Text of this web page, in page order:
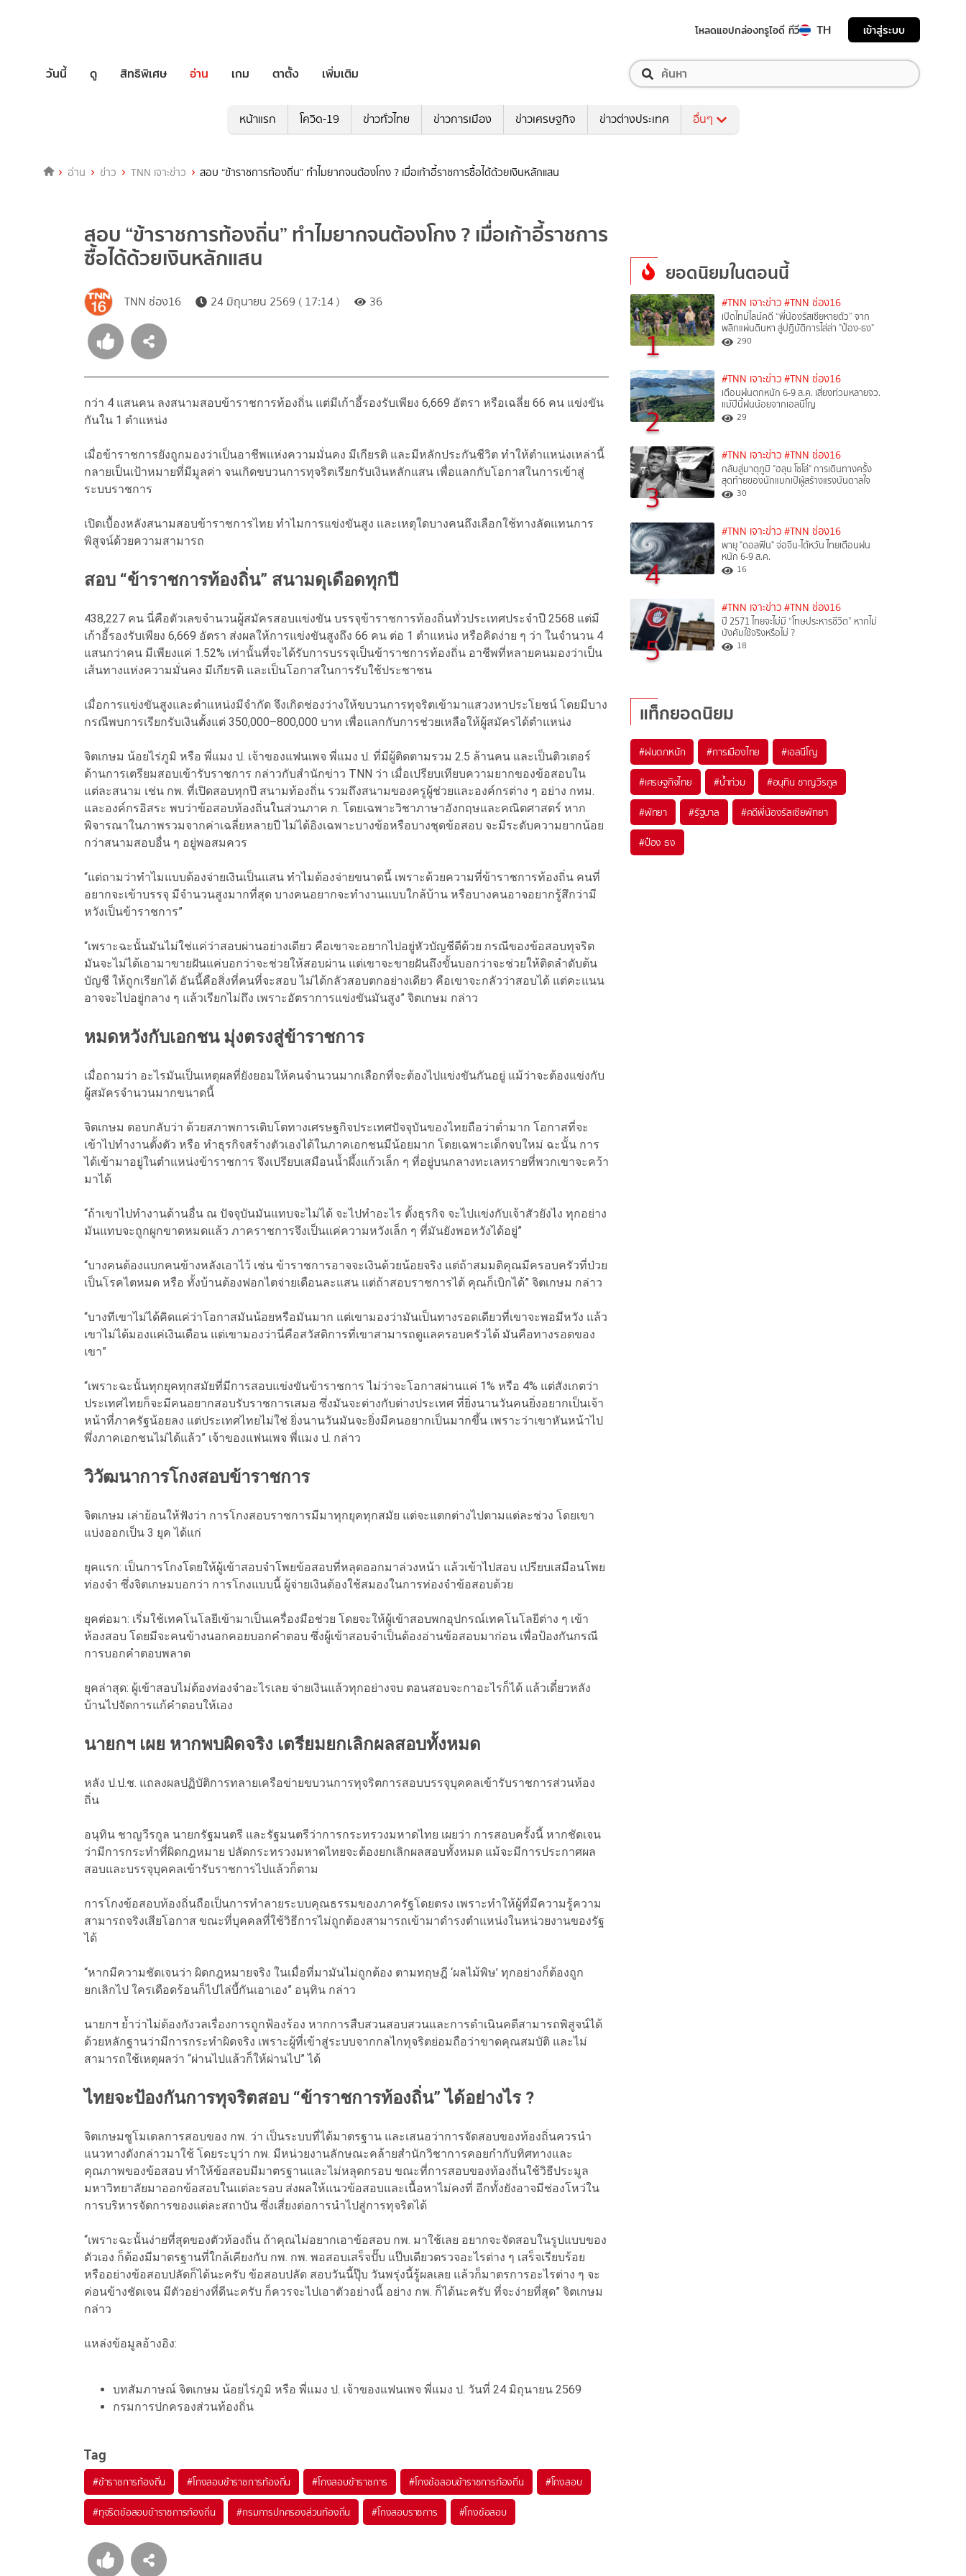
โหลดแอปกล่องทรูไอดี ทีวี TH เข้าสู่ระบบ
วันนี้ ดู สิทธิพิเศษ อ่าน เกม ตาตั้ง เพิ่มเติม
หน้าแรก โควิด-19 ข่าวทั่วไทย ข่าวการเมือง ข่าวเศรษฐกิจ ข่าวต่างประเทศ อื่นๆ
อ่าน ข่าว TNN เจาะข่าว สอบ “ข้าราชการท้องถิ่น” ทำไมยากจนต้องโกง ? เมื่อเก้าอี้ราชการซื้อได้ด้วยเงินหลักแสน
สอบ “ข้าราชการท้องถิ่น” ทำไมยากจนต้องโกง ? เมื่อเก้าอี้ราชการ
ซื้อได้ด้วยเงินหลักแสน
TNN ช่อง16 24 มิถุนายน 2569 ( 17:14 ) 36
กว่า 4 แสนคน ลงสนามสอบข้าราชการท้องถิ่น แต่มีเก้าอี้รองรับเพียง 6,669 อัตรา หรือเฉลี่ย 66 คน แข่งขัน
กันใน 1 ตำแหน่ง
เมื่อข้าราชการยังถูกมองว่าเป็นอาชีพแห่งความมั่นคง มีเกียรติ และมีหลักประกันชีวิต ทำให้ตำแหน่งเหล่านี้
กลายเป็นเป้าหมายที่มีมูลค่า จนเกิดขบวนการทุจริตเรียกรับเงินหลักแสน เพื่อแลกกับโอกาสในการเข้าสู่
ระบบราชการ
เปิดเบื้องหลังสนามสอบข้าราชการไทย ทำไมการแข่งขันสูง และเหตุใดบางคนถึงเลือกใช้ทางลัดแทนการ
พิสูจน์ด้วยความสามารถ
สอบ “ข้าราชการท้องถิ่น” สนามดุเดือดทุกปี
438,227 คน นี่คือตัวเลขจำนวนผู้สมัครสอบแข่งขัน บรรจุข้าราชการท้องถิ่นทั่วประเทศประจำปี 2568 แต่มี
เก้าอี้รองรับเพียง 6,669 อัตรา ส่งผลให้การแข่งขันสูงถึง 66 คน ต่อ 1 ตำแหน่ง หรือคิดง่าย ๆ ว่า ในจำนวน 4
แสนกว่าคน มีเพียงแค่ 1.52% เท่านั้นที่จะได้รับการบรรจุเป็นข้าราชการท้องถิ่น อาชีพที่หลายคนมองว่าเป็น
เส้นทางแห่งความมั่นคง มีเกียรติ และเป็นโอกาสในการรับใช้ประชาชน
เมื่อการแข่งขันสูงและตำแหน่งมีจำกัด จึงเกิดช่องว่างให้ขบวนการทุจริตเข้ามาแสวงหาประโยชน์ โดยมีบาง
กรณีพบการเรียกรับเงินตั้งแต่ 350,000–800,000 บาท เพื่อแลกกับการช่วยเหลือให้ผู้สมัครได้ตำแหน่ง
จิตเกษม น้อยไร่ภูมิ หรือ พี่แมง ป. เจ้าของแฟนเพจ พี่แมง ป. ที่มีผู้ติดตามรวม 2.5 ล้านคน และเป็นติวเตอร์
ด้านการเตรียมสอบเข้ารับราชการ กล่าวกับสำนักข่าว TNN ว่า เมื่อเปรียบเทียบความยากของข้อสอบใน
แต่ละสนาม เช่น กพ. ที่เปิดสอบทุกปี สนามท้องถิ่น รวมถึงสนามของครูผู้ช่วยและองค์กรต่าง ๆ อย่าง กทม.
และองค์กรอิสระ พบว่าข้อสอบท้องถิ่นในส่วนภาค ก. โดยเฉพาะวิชาภาษาอังกฤษและคณิตศาสตร์ หาก
พิจารณาในภาพรวมจากค่าเฉลี่ยหลายปี ไม่ได้อิงเฉพาะบางข้อหรือบางชุดข้อสอบ จะมีระดับความยากน้อย
กว่าสนามสอบอื่น ๆ อยู่พอสมควร
“แต่ถามว่าทำไมแบบต้องจ่ายเงินเป็นแสน ทำไมต้องจ่ายขนาดนี้ เพราะด้วยความที่ข้าราชการท้องถิ่น คนที่
อยากจะเข้าบรรจุ มีจำนวนสูงมากที่สุด บางคนอยากจะทำงานแบบใกล้บ้าน หรือบางคนอาจอยากรู้สึกว่ามี
หวังเป็นข้าราชการ”
“เพราะฉะนั้นมันไม่ใช่แค่ว่าสอบผ่านอย่างเดียว คือเขาจะอยากไปอยู่หัวบัญชีดีด้วย กรณีของข้อสอบทุจริต
มันจะไม่ได้เอามาขายฝันแค่บอกว่าจะช่วยให้สอบผ่าน แต่เขาจะขายฝันถึงขั้นบอกว่าจะช่วยให้ติดลำดับต้น
บัญชี ให้ถูกเรียกได้ อันนี้คือสิ่งที่คนที่จะสอบ ไม่ได้กลัวสอบตกอย่างเดียว คือเขาจะกลัวว่าสอบได้ แต่คะแนน
อาจจะไปอยู่กลาง ๆ แล้วเรียกไม่ถึง เพราะอัตราการแข่งขันมันสูง” จิตเกษม กล่าว
หมดหวังกับเอกชน มุ่งตรงสู่ข้าราชการ
เมื่อถามว่า อะไรมันเป็นเหตุผลที่ยังยอมให้คนจำนวนมากเลือกที่จะต้องไปแข่งขันกันอยู่ แม้ว่าจะต้องแข่งกับ
ผู้สมัครจำนวนมากขนาดนี้
จิตเกษม ตอบกลับว่า ด้วยสภาพการเติบโตทางเศรษฐกิจประเทศปัจจุบันของไทยถือว่าต่ำมาก โอกาสที่จะ
เข้าไปทำงานตั้งตัว หรือ ทำธุรกิจสร้างตัวเองได้ในภาคเอกชนมีน้อยมาก โดยเฉพาะเด็กจบใหม่ ฉะนั้น การ
ได้เข้ามาอยู่ในตำแหน่งข้าราชการ จึงเปรียบเสมือนน้ำผึ้งแก้วเล็ก ๆ ที่อยู่บนกลางทะเลทรายที่พวกเขาจะคว้า
มาได้
“ถ้าเขาไปทำงานด้านอื่น ณ ปัจจุบันมันแทบจะไม่ได้ จะไปทำอะไร ตั้งธุรกิจ จะไปแข่งกับเจ้าสัวยังไง ทุกอย่าง
มันแทบจะถูกผูกขาดหมดแล้ว ภาคราชการจึงเป็นแค่ความหวังเล็ก ๆ ที่มันยังพอหวังได้อยู่”
“บางคนต้องแบกคนข้างหลังเอาไว้ เช่น ข้าราชการอาจจะเงินด้วยน้อยจริง แต่ถ้าสมมติคุณมีครอบครัวที่ป่วย
เป็นโรคไตหมด หรือ ทั้งบ้านต้องฟอกไตจ่ายเดือนละแสน แต่ถ้าสอบราชการได้ คุณก็เบิกได้” จิตเกษม กล่าว
“บางทีเขาไม่ได้คิดแค่ว่าโอกาสมันน้อยหรือมันมาก แต่เขามองว่ามันเป็นทางรอดเดียวที่เขาจะพอมีหวัง แล้ว
เขาไม่ได้มองแค่เงินเดือน แต่เขามองว่านี่คือสวัสดิการที่เขาสามารถดูแลครอบครัวได้ มันคือทางรอดของ
เขา”
“เพราะฉะนั้นทุกยุคทุกสมัยที่มีการสอบแข่งขันข้าราชการ ไม่ว่าจะโอกาสผ่านแค่ 1% หรือ 4% แต่สังเกตว่า
ประเทศไทยก็จะมีคนอยากสอบรับราชการเสมอ ซึ่งมันจะต่างกับต่างประเทศ ที่ยิ่งนานวันคนยิ่งอยากเป็นเจ้า
หน้าที่ภาครัฐน้อยลง แต่ประเทศไทยไม่ใช่ ยิ่งนานวันมันจะยิ่งมีคนอยากเป็นมากขึ้น เพราะว่าเขาหันหน้าไป
พึ่งภาคเอกชนไม่ได้แล้ว” เจ้าของแฟนเพจ พี่แมง ป. กล่าว
วิวัฒนาการโกงสอบข้าราชการ
จิตเกษม เล่าย้อนให้ฟังว่า การโกงสอบราชการมีมาทุกยุคทุกสมัย แต่จะแตกต่างไปตามแต่ละช่วง โดยเขา
แบ่งออกเป็น 3 ยุค ได้แก่
ยุคแรก: เป็นการโกงโดยให้ผู้เข้าสอบจำโพยข้อสอบที่หลุดออกมาล่วงหน้า แล้วเข้าไปสอบ เปรียบเสมือนโพย
ท่องจำ ซึ่งจิตเกษมบอกว่า การโกงแบบนี้ ผู้จ่ายเงินต้องใช้สมองในการท่องจำข้อสอบด้วย
ยุคต่อมา: เริ่มใช้เทคโนโลยีเข้ามาเป็นเครื่องมือช่วย โดยจะให้ผู้เข้าสอบพกอุปกรณ์เทคโนโลยีต่าง ๆ เข้า
ห้องสอบ โดยมีจะคนข้างนอกคอยบอกคำตอบ ซึ่งผู้เข้าสอบจำเป็นต้องอ่านข้อสอบมาก่อน เพื่อป้องกันกรณี
การบอกคำตอบพลาด
ยุคล่าสุด: ผู้เข้าสอบไม่ต้องท่องจำอะไรเลย จ่ายเงินแล้วทุกอย่างจบ ตอนสอบจะกาอะไรก็ได้ แล้วเดี๋ยวหลัง
บ้านไปจัดการแก้คำตอบให้เอง
นายกฯ เผย หากพบผิดจริง เตรียมยกเลิกผลสอบทั้งหมด
หลัง ป.ป.ช. แถลงผลปฏิบัติการทลายเครือข่ายขบวนการทุจริตการสอบบรรจุบุคคลเข้ารับราชการส่วนท้อง
ถิ่น
อนุทิน ชาญวีรกูล นายกรัฐมนตรี และรัฐมนตรีว่าการกระทรวงมหาดไทย เผยว่า การสอบครั้งนี้ หากชัดเจน
ว่ามีการกระทำที่ผิดกฎหมาย ปลัดกระทรวงมหาดไทยจะต้องยกเลิกผลสอบทั้งหมด แม้จะมีการประกาศผล
สอบและบรรจุบุคคลเข้ารับราชการไปแล้วก็ตาม
การโกงข้อสอบท้องถิ่นถือเป็นการทำลายระบบคุณธรรมของภาครัฐโดยตรง เพราะทำให้ผู้ที่มีความรู้ความ
สามารถจริงเสียโอกาส ขณะที่บุคคลที่ใช้วิธีการไม่ถูกต้องสามารถเข้ามาดำรงตำแหน่งในหน่วยงานของรัฐ
ได้
“หากมีความชัดเจนว่า ผิดกฎหมายจริง ในเมื่อที่มามันไม่ถูกต้อง ตามทฤษฎี ‘ผลไม้พิษ’ ทุกอย่างก็ต้องถูก
ยกเลิกไป ใครเดือดร้อนก็ไปไล่บี้กันเอาเอง” อนุทิน กล่าว
นายกฯ ย้ำว่าไม่ต้องกังวลเรื่องการถูกฟ้องร้อง หากการสืบสวนสอบสวนและการดำเนินคดีสามารถพิสูจน์ได้
ด้วยหลักฐานว่ามีการกระทำผิดจริง เพราะผู้ที่เข้าสู่ระบบจากกลไกทุจริตย่อมถือว่าขาดคุณสมบัติ และไม่
สามารถใช้เหตุผลว่า “ผ่านไปแล้วก็ให้ผ่านไป” ได้
ไทยจะป้องกันการทุจริตสอบ “ข้าราชการท้องถิ่น” ได้อย่างไร ?
จิตเกษมชูโมเดลการสอบของ กพ. ว่า เป็นระบบที่ได้มาตรฐาน และเสนอว่าการจัดสอบของท้องถิ่นควรนำ
แนวทางดังกล่าวมาใช้ โดยระบุว่า กพ. มีหน่วยงานลักษณะคล้ายสำนักวิชาการคอยกำกับทิศทางและ
คุณภาพของข้อสอบ ทำให้ข้อสอบมีมาตรฐานและไม่หลุดกรอบ ขณะที่การสอบของท้องถิ่นใช้วิธีประมูล
มหาวิทยาลัยมาออกข้อสอบในแต่ละรอบ ส่งผลให้แนวข้อสอบและเนื้อหาไม่คงที่ อีกทั้งยังอาจมีช่องโหว่ใน
การบริหารจัดการของแต่ละสถาบัน ซึ่งเสี่ยงต่อการนำไปสู่การทุจริตได้
“เพราะฉะนั้นง่ายที่สุดของตัวท้องถิ่น ถ้าคุณไม่อยากเอาข้อสอบ กพ. มาใช้เลย อยากจะจัดสอบในรูปแบบของ
ตัวเอง ก็ต้องมีมาตรฐานที่ใกล้เคียงกับ กพ. กพ. พอสอบเสร็จปั๊บ แป๊บเดียวตรวจอะไรต่าง ๆ เสร็จเรียบร้อย
หรืออย่างข้อสอบปลัดก็ได้นะครับ ข้อสอบปลัด สอบวันนี้ปุ๊บ วันพรุ่งนี้รู้ผลเลย แล้วก็มาตรการอะไรต่าง ๆ จะ
ค่อนข้างชัดเจน มีตัวอย่างที่ดีนะครับ ก็ควรจะไปเอาตัวอย่างนี้ อย่าง กพ. ก็ได้นะครับ ที่จะง่ายที่สุด” จิตเกษม
กล่าว
แหล่งข้อมูลอ้างอิง:
บทสัมภาษณ์ จิตเกษม น้อยไร่ภูมิ หรือ พี่แมง ป. เจ้าของแฟนเพจ พี่แมง ป. วันที่ 24 มิถุนายน 2569
กรมการปกครองส่วนท้องถิ่น
Tag
#ข้าราชการท้องถิ่น #โกงสอบข้าราชการท้องถิ่น #โกงสอบข้าราชการ #โกงข้อสอบข้าราชการท้องถิ่น #โกงสอบ
#ทุจริตข้อสอบข้าราชการท้องถิ่น #กรมการปกครองส่วนท้องถิ่น #โกงสอบราชการ #โกงข้อสอบ
ยอดนิยมในตอนนี้
1
#TNN เจาะข่าว #TNN ช่อง16
เปิดไทม์ไลน์คดี “พี่น้องรัสเซียหายตัว” จาก
พลิกแผ่นดินหา สู่ปฏิบัติการไล่ล่า "ป๋อง-ธง"
290
2
#TNN เจาะข่าว #TNN ช่อง16
เตือนฝนตกหนัก 6-9 ส.ค. เสี่ยงท่วมหลายจว.
แม้ปีนี้ฝนน้อยจากเอลนีโญ
29
3
#TNN เจาะข่าว #TNN ช่อง16
กลับสู่มาตุภูมิ "ฮลุน โซโล่" การเดินทางครั้ง
สุดท้ายของนักแบกเป้ผู้สร้างแรงบันดาลใจ
30
4
#TNN เจาะข่าว #TNN ช่อง16
พายุ "ดอลฟิน" จ่อจีน-ไต้หวัน ไทยเตือนฝน
หนัก 6-9 ส.ค.
16
5
#TNN เจาะข่าว #TNN ช่อง16
ปี 2571 ไทยจะไม่มี “โทษประหารชีวิต” หากไม่
บังคับใช้จริงหรือไม่ ?​
18
แท็กยอดนิยม
#ฝนตกหนัก #การเมืองไทย #เอลนีโญ
#เศรษฐกิจไทย #น้ำท่วม #อนุทิน ชาญวีรกูล
#พัทยา #รัฐบาล #คดีพี่น้องรัสเซียพัทยา
#ป๋อง ธง